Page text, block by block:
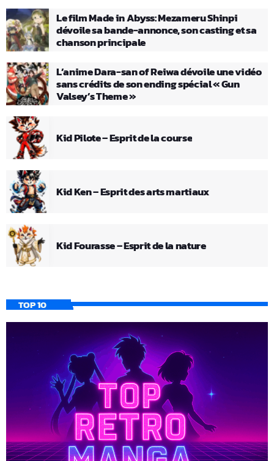
Le film Made in Abyss: Mezameru Shinpi
dévoile sa bande-annonce, son casting et sa
chanson principale
L’anime Dara-san of Reiwa dévoile une vidéo
sans crédits de son ending spécial « Gun
Valsey’s Theme »
Kid Pilote – Esprit de la course
Kid Ken – Esprit des arts martiaux
Kid Fourasse – Esprit de la nature
TOP 10